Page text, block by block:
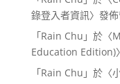
錄登入者資訊〉發
「Rain Chu 」於〈
Education Edition)
「Rain Chu 」於〈